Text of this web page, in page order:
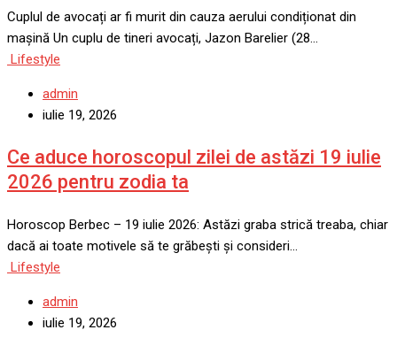
Cuplul de avocați ar fi murit din cauza aerului condiționat din
mașină Un cuplu de tineri avocați, Jazon Barelier (28…
Lifestyle
admin
iulie 19, 2026
Ce aduce horoscopul zilei de astăzi 19 iulie
2026 pentru zodia ta
Horoscop Berbec – 19 iulie 2026: Astăzi graba strică treaba, chiar
dacă ai toate motivele să te grăbești și consideri…
Lifestyle
admin
iulie 19, 2026